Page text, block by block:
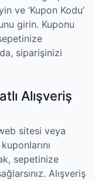
ve ‘Kupon Kodu’
girin. Kuponu
siparişinizi
Alışveriş
sitesi veya
sepetinize
Alışveriş